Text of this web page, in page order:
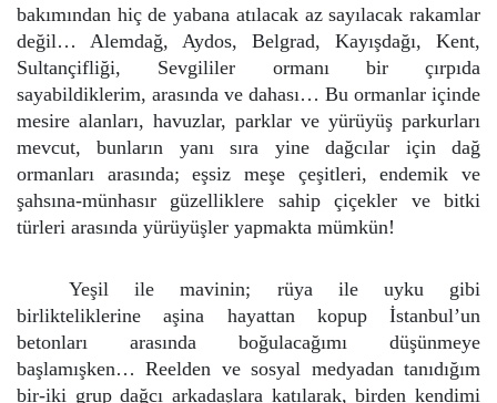
bakımından hiç de yabana atılacak az sayılacak rakamlar
değil… Alemdağ, Aydos, Belgrad, Kayışdağı, Kent,
Sultançifliği, Sevgililer ormanı bir çırpıda
sayabildiklerim, arasında ve dahası… Bu ormanlar içinde
mesire alanları, havuzlar, parklar ve yürüyüş parkurları
mevcut, bunların yanı sıra yine dağcılar için dağ
ormanları arasında; eşsiz meşe çeşitleri, endemik ve
şahsına-münhasır güzelliklere sahip çiçekler ve bitki
türleri arasında yürüyüşler yapmakta mümkün!
Yeşil ile mavinin; rüya ile uyku gibi
birlikteliklerine aşina hayattan kopup İstanbul’un
betonları arasında boğulacağımı düşünmeye
başlamışken… Reelden ve sosyal medyadan tanıdığım
bir-iki grup dağcı arkadaşlara katılarak, birden kendimi